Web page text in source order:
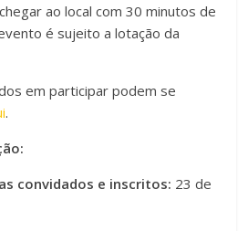
ao local com 30 minutos de
é sujeito a lotação da
em participar podem se
.
convidados e inscritos: 23 de